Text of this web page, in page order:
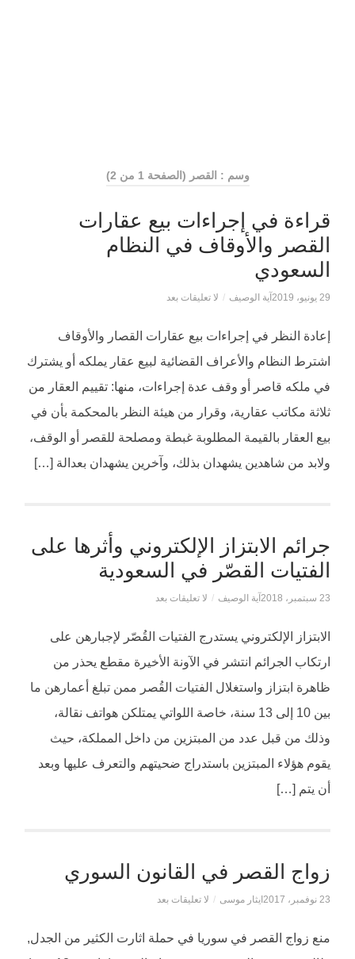
وسم : القصر (الصفحة 1 من 2)
قراءة في إجراءات بيع عقارات
القصر والأوقاف في النظام
السعودي
29 يونيو، 2019 آية الوصيف / لا تعليقات بعد
إعادة النظر في إجراءات بيع عقارات القصار والأوقاف
اشترط النظام والأعراف القضائية لبيع عقار يملكه أو يشترك
في ملكه قاصر أو وقف عدة إجراءات، منها: تقييم العقار من
ثلاثة مكاتب عقارية، وقرار من هيئة النظر بالمحكمة بأن في
بيع العقار بالقيمة المطلوبة غبطة ومصلحة للقصر أو الوقف،
ولابد من شاهدين يشهدان بذلك، وآخرين يشهدان بعدالة […]
جرائم الابتزاز الإلكتروني وأثرها على
الفتيات القصّر في السعودية
23 سبتمبر، 2018 آية الوصيف / لا تعليقات بعد
الابتزاز الإلكتروني يستدرج الفتيات القُصّر لإجبارهن على
ارتكاب الجرائم انتشر في الآونة الأخيرة مقطع يحذر من
ظاهرة ابتزاز واستغلال الفتيات القُصر ممن تبلغ أعمارهن ما
بين 10 إلى 13 سنة، خاصة اللواتي يمتلكن هواتف نقالة،
وذلك من قبل عدد من المبتزين من داخل المملكة، حيث
يقوم هؤلاء المبتزين باستدراج ضحيتهم والتعرف عليها وبعد
أن يتم […]
زواج القصر في القانون السوري
23 نوفمبر، 2017 ايثار موسى / لا تعليقات بعد
منع زواج القصر في سوريا في حملة اثارت الكثير من الجدل,